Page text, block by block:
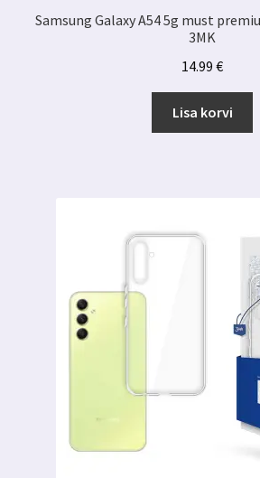
Samsung Galaxy A54 5g must
3MK
14.99 €
Lisa korvi